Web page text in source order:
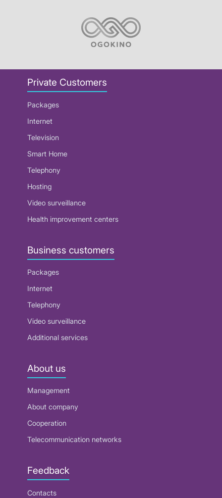
Private Customers
Packages
Internet
Television
Smart Home
Telephony
Hosting
Video surveillance
Health improvement centers
Business customers
Packages
Internet
Telephony
Video surveillance
Additional services
About us
Management
About company
Cooperation
Telecommunication networks
Feedback
Contacts